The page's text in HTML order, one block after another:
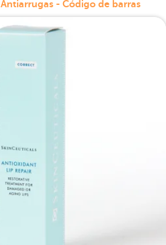
Antiarrugas - Código de barras